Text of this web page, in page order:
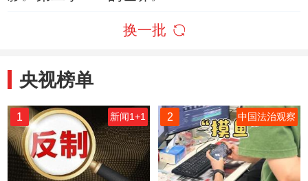
换一批
央视榜单
1 新闻1+1 2 中国法治观察